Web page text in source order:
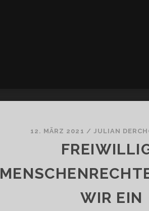
12. MÄRZ 2021 / JULIAN
WIR EIN